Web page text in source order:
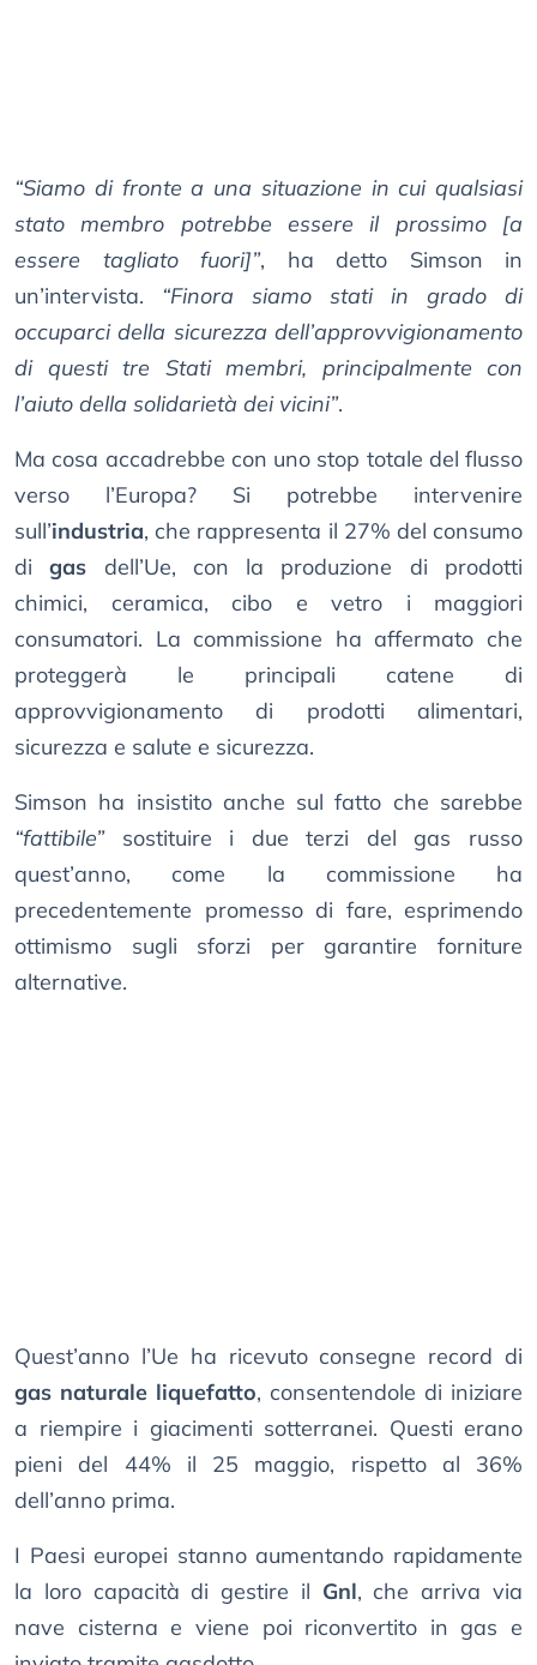
“Siamo di fronte a una situazione in cui qualsiasi
stato membro potrebbe essere il prossimo [a
essere tagliato fuori]”, ha detto Simson in
un’intervista. “Finora siamo stati in grado di
occuparci della sicurezza dell’approvvigionamento
di questi tre Stati membri, principalmente con
l’aiuto della solidarietà dei vicini”.
Ma cosa accadrebbe con uno stop totale del flusso
verso l’Europa? Si potrebbe intervenire
sull’industria, che rappresenta il 27% del consumo
digas dell’Ue, con la produzione di prodotti
chimici, ceramica, cibo e vetro i maggiori
consumatori. La commissione ha affermato che
proteggerà le principali catene di
approvvigionamento di prodotti alimentari,
sicurezza e salute e sicurezza.
Simson ha insistito anche sul fatto che sarebbe
“fattibile”sostituire i due terzi del gas russo
quest’anno, come la commissione ha
precedentemente promesso di fare, esprimendo
ottimismo sugli sforzi per garantire forniture
alternative.
Quest’anno l’Ue ha ricevuto consegne record di
gas naturale liquefatto, consentendole di iniziare
a riempire i giacimenti sotterranei. Questi erano
pieni del 44% il 25 maggio, rispetto al 36%
dell’anno prima.
I Paesi europei stanno aumentando rapidamente
la loro capacità di gestire il Gnl, che arriva via
nave cisterna e viene poi riconvertito in gas e